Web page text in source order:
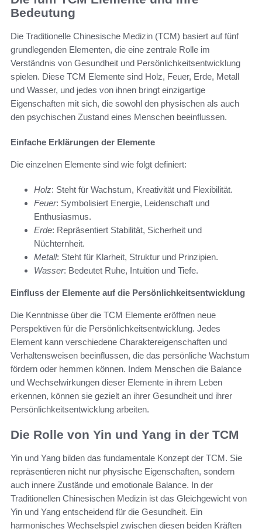
Bedeutung
Die Traditionelle Chinesische Medizin (TCM) basiert auf fünf
grundlegenden Elementen, die eine zentrale Rolle im
Verständnis von Gesundheit und Persönlichkeitsentwicklung
spielen. Diese TCM Elemente sind Holz, Feuer, Erde, Metall
und Wasser, und jedes von ihnen bringt einzigartige
Eigenschaften mit sich, die sowohl den physischen als auch
den psychischen Zustand eines Menschen beeinflussen.
Einfache Erklärungen der Elemente
Die einzelnen Elemente sind wie folgt definiert:
Holz: Steht für Wachstum, Kreativität und Flexibilität.
Feuer: Symbolisiert Energie, Leidenschaft und
Enthusiasmus.
Erde: Repräsentiert Stabilität, Sicherheit und
Nüchternheit.
Metall: Steht für Klarheit, Struktur und Prinzipien.
Wasser: Bedeutet Ruhe, Intuition und Tiefe.
Einfluss der Elemente auf die Persönlichkeitsentwicklung
Die Kenntnisse über die TCM Elemente eröffnen neue
Perspektiven für die Persönlichkeitsentwicklung. Jedes
Element kann verschiedene Charaktereigenschaften und
Verhaltensweisen beeinflussen, die das persönliche Wachstum
fördern oder hemmen können. Indem Menschen die Balance
und Wechselwirkungen dieser Elemente in ihrem Leben
erkennen, können sie gezielt an ihrer Gesundheit und ihrer
Persönlichkeitsentwicklung arbeiten.
Die Rolle von Yin und Yang in der TCM
Yin und Yang bilden das fundamentale Konzept der TCM. Sie
repräsentieren nicht nur physische Eigenschaften, sondern
auch innere Zustände und emotionale Balance. In der
Traditionellen Chinesischen Medizin ist das Gleichgewicht von
Yin und Yang entscheidend für die Gesundheit. Ein
harmonisches Wechselspiel zwischen diesen beiden Kräften